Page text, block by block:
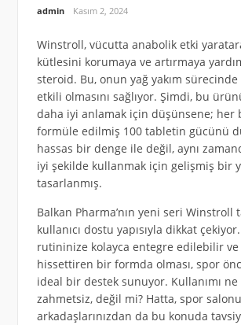
admin Kasım 2, 2024
Winstroll, vücutta anabolik etki
kütlesini korumaya ve artırmaya
steroid. Bu, onun yağ yakım
etkili olmasını sağlıyor. Şimdi, bu
daha iyi anlamak için düşünsene; her
formüle edilmiş 100 tabletin gücünü
hassas bir denge ile değil, aynı
iyi şekilde kullanmak için gelişmiş bir
tasarlanmış.
Balkan Pharma’nın yeni seri Winstroll
kullanıcı dostu yapısıyla dikkat
rutininize kolayca entegre edilebilir
hissettiren bir formda olması, spor
ideal bir destek sunuyor. Kullanımı
zahmetsiz, değil mi? Hatta, spor
arkadaşlarınızdan da bu konuda